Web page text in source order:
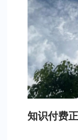
知识付费